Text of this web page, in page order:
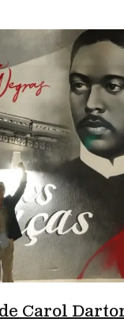
Carol